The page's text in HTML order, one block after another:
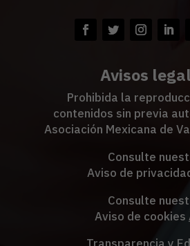
Avisos
Prohibida la
contenidos sin previa
Asociación Mexicana de
Consulte
Aviso de
Consulte
Aviso de cookies